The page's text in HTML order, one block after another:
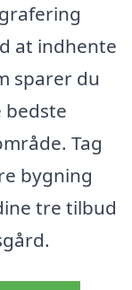
at indhente
sparer du
bedste
Tag
bygning
tre tilbud